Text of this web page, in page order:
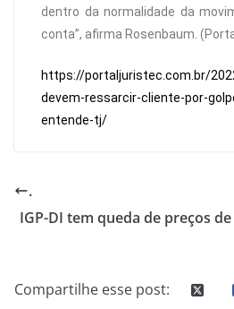
dentro da normalidade da
conta”, afirma Rosenbaum.
https://portaljuristec.com.br/
devem-ressarcir-cliente-por-
entende-tj/
.
IGP-DI tem queda de preços
Compartilhe esse post: